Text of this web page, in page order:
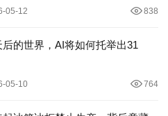
05-12 838
后的世界，AI将如何托举出31
05-10 764